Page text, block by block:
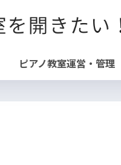
ピアノ教室運営・管理